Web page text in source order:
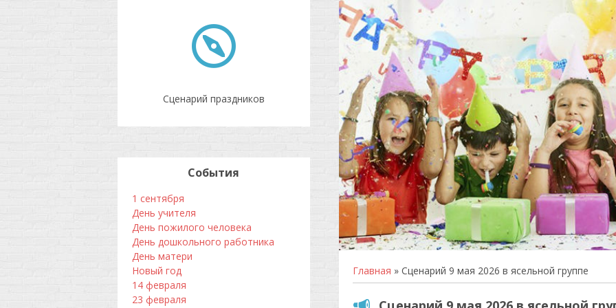
Сценарий праздников
Главная » Сценарий 9 мая 2026 в ясельной группе
События
1 сентября
День учителя
День пожилого человека
День дошкольного работника
День матери
Новый год
14 февраля
23 февраля